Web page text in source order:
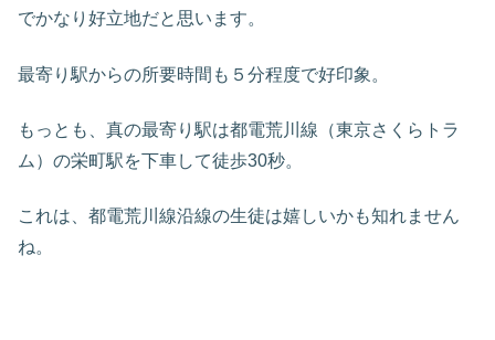
でかなり好立地だと思います。
最寄り駅からの所要時間も５分程度で好印象。
もっとも、真の最寄り駅は都電荒川線（東京さくらトラ
ム）の栄町駅を下車して徒歩30秒。
これは、都電荒川線沿線の生徒は嬉しいかも知れません
ね。